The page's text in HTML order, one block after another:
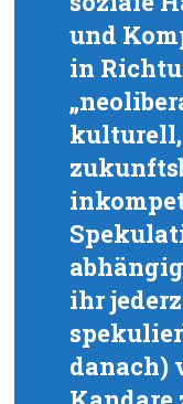
und
in
ihr
danach)